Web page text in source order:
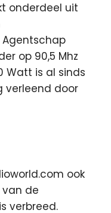
onderdeel uit
Agentschap
op 90,5 Mhz
Watt is al sinds
verleend door
ook
de
verbreed.